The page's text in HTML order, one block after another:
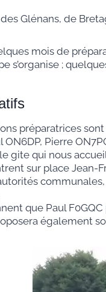
des Glénans, de
mois de
s’organise ;
préparatrices
ON6DP, Pierre
gite qui nous
sur place Jean-
que Paul
également